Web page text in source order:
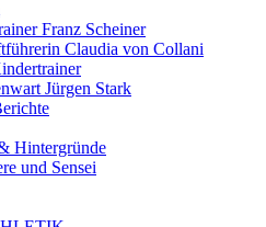
Franz Scheiner
Claudia von Collani
Jürgen Stark
Hintergründe
und Sensei